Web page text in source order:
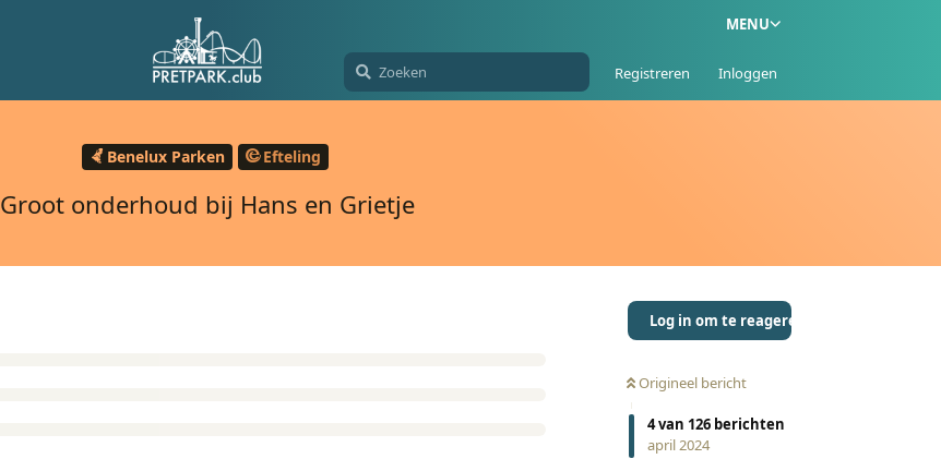
MENU
Registreren Inloggen
Benelux Parken Efteling
Groot onderhoud bij Hans en Grietje
Log in om te reageren
Origineel bericht
4van 126 berichten
april 2024